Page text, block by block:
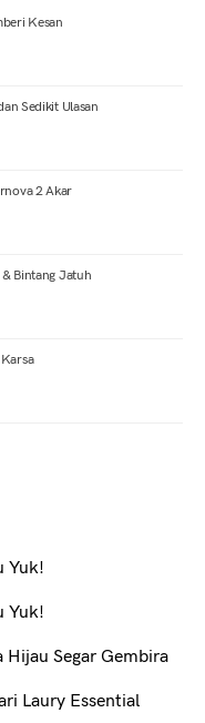
Kesan
Sedikit Ulasan
2 Akar
Bintang Jatuh
Yuk!
Yuk!
Hijau Segar Gembira
Laury Essential